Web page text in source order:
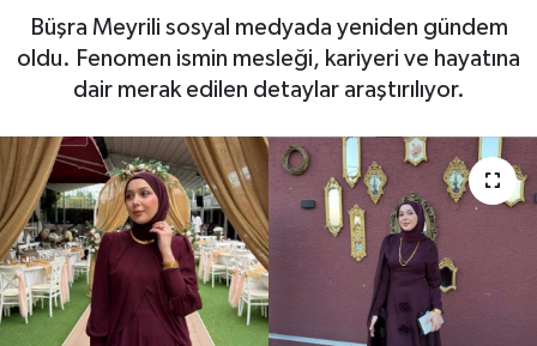
Büşra Meyrili sosyal medyada yeniden gündem
oldu. Fenomen ismin mesleği, kariyeri ve hayatına
dair merak edilen detaylar araştırılıyor.
Haberde İnsan
Kültür Sanat
Magazin
Manşet Altı
Manşetler